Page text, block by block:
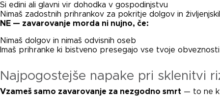
Si edini ali glavni vir dohodka v gospodinjstvu
Nimaš zadostnih prihrankov za pokritje dolgov in
NE — zavarovanje morda ni nujno, če:
Nimaš dolgov in nimaš odvisnih oseb
Imaš prihranke ki bistveno presegajo vse tvoje obveznosti
Najpogostejše napake pri sklenitvi
Vzameš samo zavarovanje za nezgodno smrt — to ne